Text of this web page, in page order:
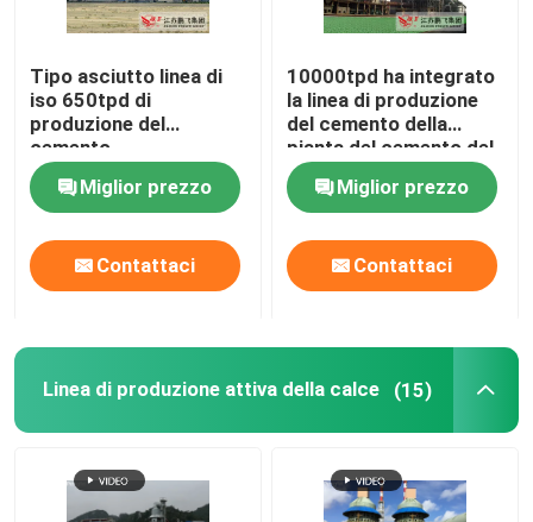
Parti del forno rotante
Pezzi di ricambio della macchina per la frantumazione
Tipo asciutto linea di
iso 650tpd di
produzione del
cemento
Miglior prezzo
Contattaci
10000tpd ha integrato
la linea di produzione
del cemento della
pianta del cemento del
cemento Portland
comuneMiglior prezzo
Contattaci
Linea di produzione attiva della calce (15)